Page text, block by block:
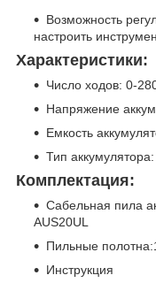
Возможность
настроить
Характеристики:
Число ходов: 0-
Напряжение
Емкость
Тип
Комплектация:
Сабельная пила
AUS20UL
Пильные
Инструкция